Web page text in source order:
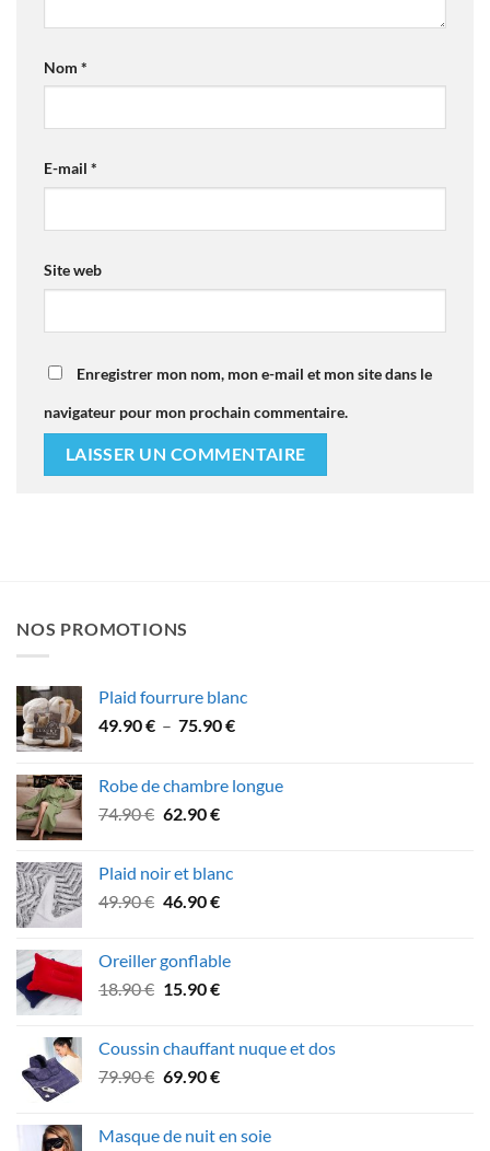
Nom *
E-mail *
Site web
Enregistrer mon nom, mon e-mail et mon site dans le
navigateur pour mon prochain commentaire.
NOS PROMOTIONS
Plaid fourrure blanc
49.90€ – 75.90€Plage
49.90 €
Robe de chambre longue
74.90€ Le
était :
74.90 €.
62.90€Le
est :
62.90 €.
Plaid noir et blanc
49.90€ Le
était :
49.90 €.
46.90€Le
est :
46.90 €.
Oreiller gonflable
18.90€ Le
était :
18.90 €.
15.90€Le
est :
15.90 €.
Coussin chauffant nuque et dos
79.90€ Le
était :
69.90€Le
est :
Masque de nuit en soie